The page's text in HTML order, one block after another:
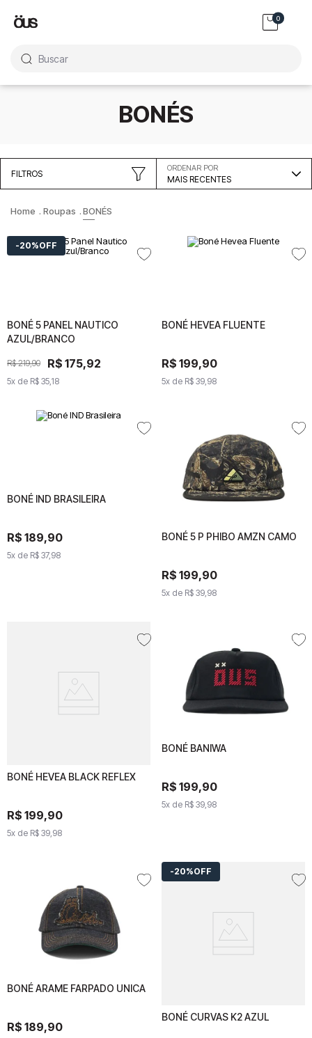
0
BONÉS
FILTROS
ORDENAR POR
MAIS RECENTES
Roupas BONÉS
20%OFF
BONÉ 5 PANEL NAUTICO
AZUL/BRANCO
R$ 219,90 R$ 175,92
5x de R$ 35,18
BONÉ 5 PANEL NAUTICO
AZUL/BRANCO
R$ 219 90 R$ 175,
5x deR$ 35
BONÉ HEVEA FLUENTE
R$ 199,90
5x de R$ 39,98
BONÉ HEVEA FLUENTE
R$199
5x deR$ 39
BONÉ IND BRASILEIRA
R$ 189,90
5x de R$ 37,98
BONÉ IND BRASILEIRA
R$ 189
5x deR$
BONÉ 5 P PHIBO AMZN CAMO
R$ 199,90
5x de R$ 39 98
BONÉ 5 P PHIBO AMZN
R$ 199,90
5x deR$ 39
BONÉ HEVEA BLACK REFLEX
R$ 199,90
5x de R$ 39 98
BONÉ HEVEA BLACK
R$ 199,90
5x deR$ 39
BONÉ BANIWA
R$ 199,90
5x de R$ 39 98
BONÉ BANIWA
R$
5 x de
BONÉ ARAME FARPADO UNICA
R$ 189,90
BONÉ ARAME FARPADO
R$ 189,90
20%OFF
BONÉ CURVAS K2 AZUL
BONÉ CURVAS K2 AZUL